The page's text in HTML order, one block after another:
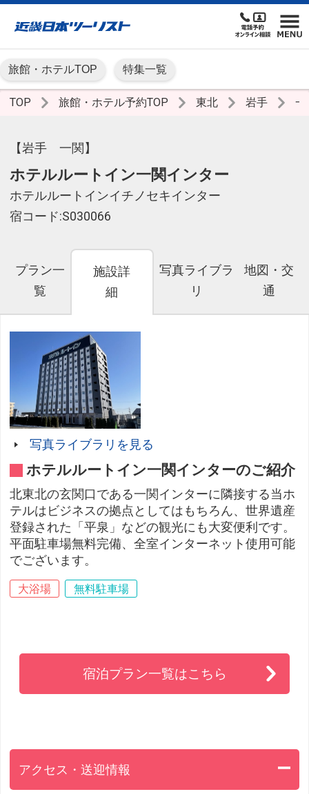
旅館・ホテルTOP 特集一覧
TOP 旅館・ホテル予約TOP 東北 岩手
【岩手 一関】
ホテルルートイン一関インター
ホテルルートインイチノセキインター
宿コード:S030066
プラン一
覧
施設詳
細
写真ライブラ
リ
地図・交
通
写真ライブラリを見る
ホテルルートイン一関インターのご紹介
北東北の玄関口である一関インターに隣接する当ホ
テルはビジネスの拠点としてはもちろん、世界遺産
登録された「平泉」などの観光にも大変便利です。
平面駐車場無料完備、全室インターネット使用可能
でございます。
大浴場 無料駐車場
宿泊プラン一覧はこちら
アクセス・送迎情報